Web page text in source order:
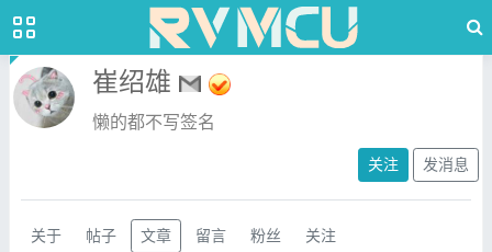
崔绍雄
懒的都不写签名
关注 发消息
关于 帖子 文章 留言 粉丝 关注